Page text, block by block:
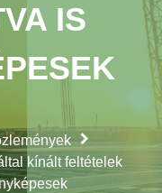
kínált feltételek
IS